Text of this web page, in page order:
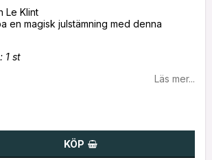
Le Klint
en magisk julstämning med denna
1 st
Läs mer...
KÖP